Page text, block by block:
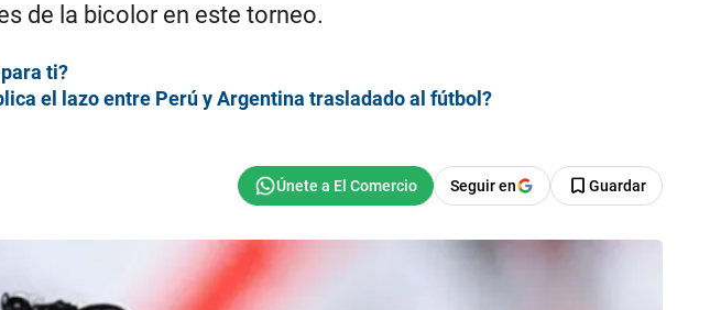
de la bicolor en este torneo.
ti?
el lazo entre Perú y Argentina trasladado al fútbol?
Seguir en Guardar